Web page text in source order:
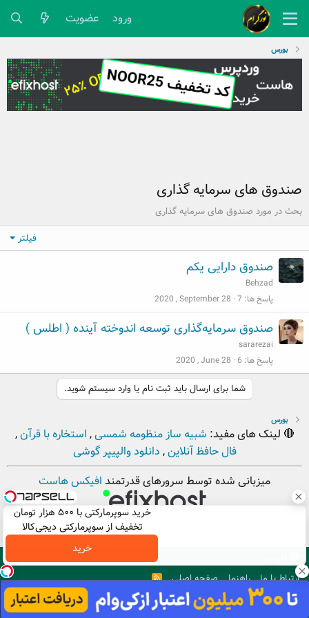
ورود عضویت
بورس
خرید سوپرمارکتی با ۵۰۰ هزار تومان
تخفیف از سوپرمارکتی دیجی‌کالا
خرید
صندوق های سرمایه گذاری
بحث در مورد صندوق های سرمایه گذاری
فیلتر
صندوق دارایی یکم
Behzad
پاسخ ها 7
2020 , September 28
صندوق سرمایه‌گذاری توسعه اندوخته آینده ( اطلس )
sararezai
پاسخ ها 6
2020 , June 28
شما برای ارسال باید ثبت نام یا وارد سیستم شوید.
بورس
🔴 لینک های مفید: شبیه ساز منظومه شمسی, استخاره با قرآن,
فال حافظ آنلاین, دانلود والپیپر گوشی
میزبانی شده توسط سرورهای قدرتمند افیکس هاست
ارتباط با ما
راهنما صفحه اصلی
R
. Copyright © 2012 - 2026